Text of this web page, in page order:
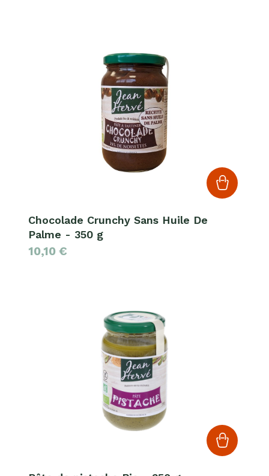
Chocolade Crunchy Sans Huile De
Palme - 350 g
10,10 €